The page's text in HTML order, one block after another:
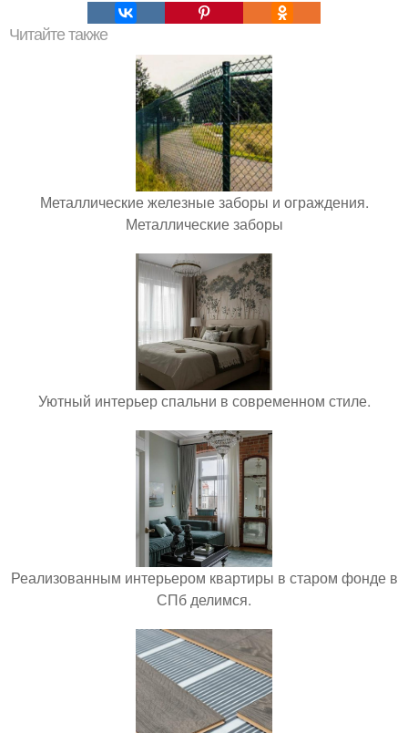
Читайте также
Металлические железные заборы и ограждения.
Металлические заборы
Уютный интерьер спальни в современном стиле.
Реализованным интерьером квартиры в старом фонде в
СПб делимся.